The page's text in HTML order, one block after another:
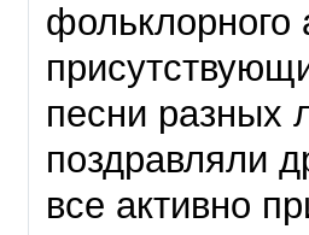
песни разных
поздравляли
все активно